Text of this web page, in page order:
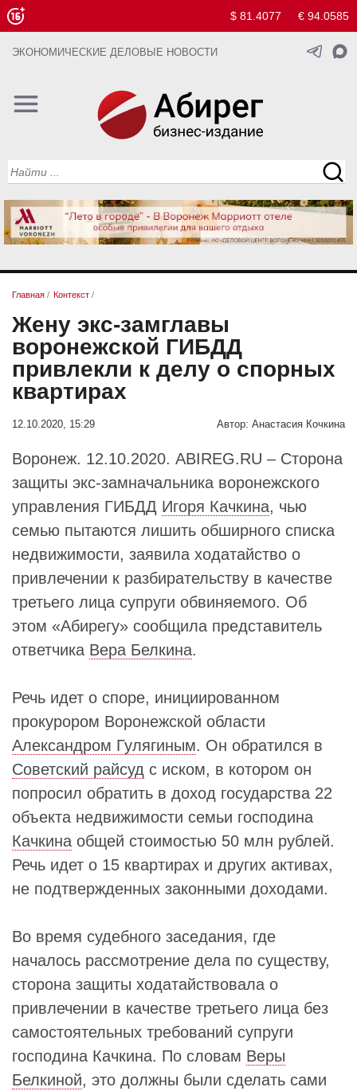
$ 81.4077 € 94.0585
ЭКОНОМИЧЕСКИЕ ДЕЛОВЫЕ НОВОСТИ
Главная / Контекст /
Жену экс-замглавы
воронежской ГИБДД
привлекли к делу о спорных
квартирах
12.10.2020, 15:29 Автор: Анастасия Кочкина
Воронеж. 12.10.2020. ABIREG.RU – Сторона
защиты экс-замначальника воронежского
управления ГИБДД Игоря Качкина, чью
семью пытаются лишить обширного списка
недвижимости, заявила ходатайство о
привлечении к разбирательству в качестве
третьего лица супруги обвиняемого. Об
этом «Абирегу» сообщила представитель
ответчика Вера Белкина.
Речь идет о споре, инициированном
прокурором Воронежской области
Александром Гулягиным. Он обратился в
Советский райсуд с иском, в котором он
попросил обратить в доход государства 22
объекта недвижимости семьи господина
Качкина общей стоимостью 50 млн рублей.
Речь идет о 15 квартирах и других активах,
не подтвержденных законными доходами.
Во время судебного заседания, где
началось рассмотрение дела по существу,
сторона защиты ходатайствовала о
привлечении в качестве третьего лица без
самостоятельных требований супруги
господина Качкина. По словам Веры
Белкиной, это должны были сделать сами